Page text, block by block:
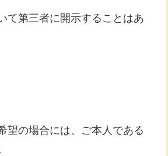
て第三者に開示することはあ
望の場合には、ご本人である